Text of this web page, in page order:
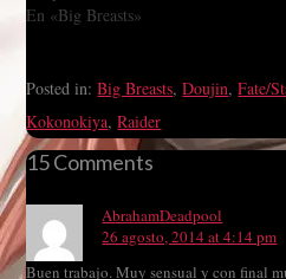
En «Big Breasts»
Posted in:Big Breasts,Doujin,Fate/
Kokonokiya,Raider
15 Comments
AbrahamDeadpool
26 agosto, 2014 at 4:14 pm
Buen trabajo. Muy sensual y con final